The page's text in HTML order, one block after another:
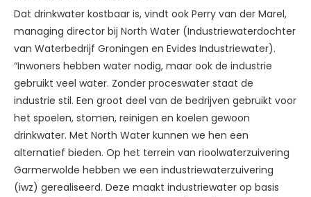
Dat drinkwater kostbaar is, vindt ook Perry van der Marel,
managing director bij North Water (Industriewaterdochter
van Waterbedrijf Groningen en Evides Industriewater).
“Inwoners hebben water nodig, maar ook de industrie
gebruikt veel water. Zonder proceswater staat de
industrie stil. Een groot deel van de bedrijven gebruikt voor
het spoelen, stomen, reinigen en koelen gewoon
drinkwater. Met North Water kunnen we hen een
alternatief bieden. Op het terrein van rioolwaterzuivering
Garmerwolde hebben we een industriewaterzuivering
(iwz) gerealiseerd. Deze maakt industriewater op basis